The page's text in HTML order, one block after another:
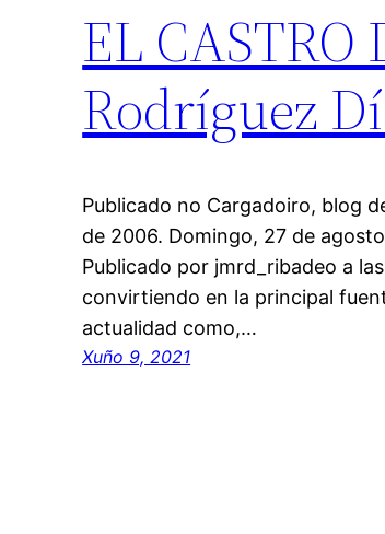
EL CASTRO
Rodríguez
Publicado no Cargadoiro, blog
de 2006. Domingo, 27 de agosto
Publicado por jmrd_ribadeo a
convirtiendo en la principal
actualidad como,…
Xuño 9, 2021